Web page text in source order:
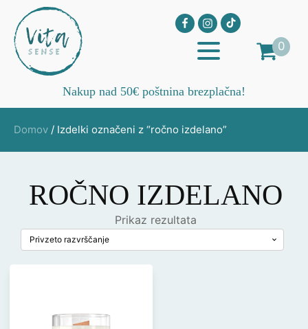
0
Nakup nad 50€ poštnina brezplačna!
Domov / Izdelki označeni z “ročno izdelano”
ROČNO IZDELANO
Prikaz rezultata